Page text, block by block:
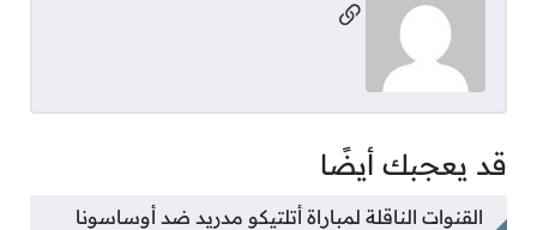
مواقع التواصل
قد يعجبك أيضًا
القنوات الناقلة لمباراة أتلتيكو مدريد ضد أوساسونا